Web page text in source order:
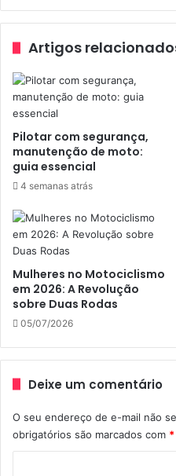
sorteio.
Capacete Mulher
te
Artigos
Pilotar com segurança,
manutenção de moto:
guia essencial
4 semanas atrás
Mulheres no Motociclismo
em 2026: A Revolução
sobre Duas Rodas
05/07/2026
Deixe um comentário
O seu endereço de e-mail não
obrigatórios são marcados com *